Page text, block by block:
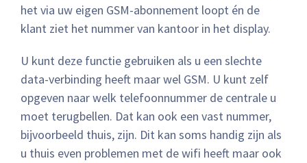
het via uw eigen GSM-abonnement loopt én de
klant ziet het nummer van kantoor in het display.
U kunt deze functie gebruiken als u een slechte
data-verbinding heeft maar wel GSM. U kunt zelf
opgeven naar welk telefoonnummer de centrale u
moet terugbellen. Dat kan ook een vast nummer,
bijvoorbeeld thuis, zijn. Dit kan soms handig zijn als
u thuis even problemen met de wifi heeft maar ook